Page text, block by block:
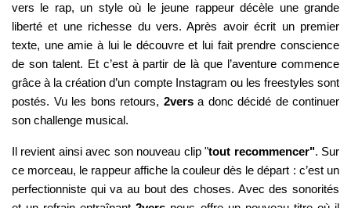
vers le rap, un style où le jeune rappeur décèle une grande
liberté et une richesse du vers. Après avoir écrit un premier
texte, une amie à lui le découvre et lui fait prendre conscience
de son talent. Et c’est à partir de là que l’aventure commence
grâce à la création d’un compte Instagram ou les freestyles sont
postés. Vu les bons retours, 2versa donc décidé de continuer
son challenge musical.
Il revient ainsi avec son nouveau clip "tout recommencer". Sur
ce morceau, le rappeur affiche la couleur dès le départ : c’est un
perfectionniste qui va au bout des choses. Avec des sonorités